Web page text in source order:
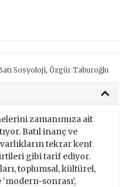
Sosyoloji, Özgür Taburoğlu
zamanımıza ait
Batıl inanç ve
varlıkların tekrar kent
gibi tarif ediyor.
toplumsal, kültürel,
sonrası’,